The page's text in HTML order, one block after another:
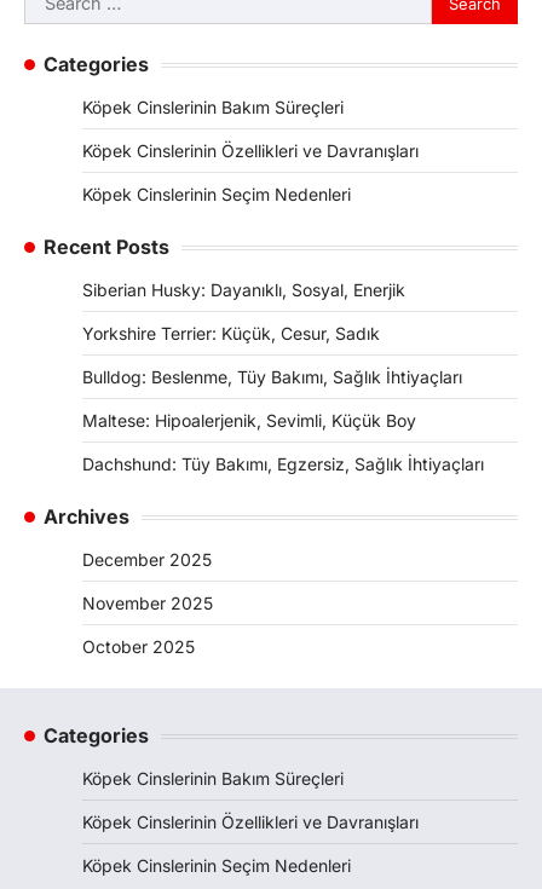
for:
Categories
Köpek Cinslerinin Bakım Süreçleri
Köpek Cinslerinin Özellikleri ve Davranışları
Köpek Cinslerinin Seçim Nedenleri
Recent Posts
Siberian Husky: Dayanıklı, Sosyal, Enerjik
Yorkshire Terrier: Küçük, Cesur, Sadık
Bulldog: Beslenme, Tüy Bakımı, Sağlık İhtiyaçları
Maltese: Hipoalerjenik, Sevimli, Küçük Boy
Dachshund: Tüy Bakımı, Egzersiz, Sağlık İhtiyaçları
Archives
December 2025
November 2025
October 2025
Categories
Köpek Cinslerinin Bakım Süreçleri
Köpek Cinslerinin Özellikleri ve Davranışları
Köpek Cinslerinin Seçim Nedenleri